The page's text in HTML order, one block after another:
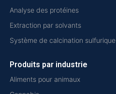
Analyse des protéines
Extraction par solvants
Système de calcination sulfurique
Produits par industrie
Aliments pour animaux